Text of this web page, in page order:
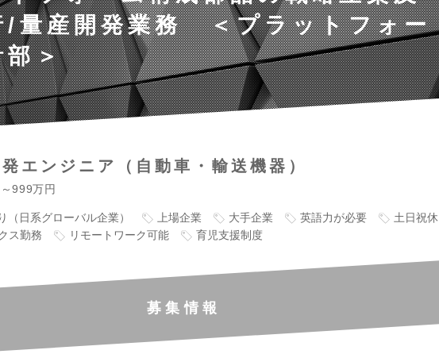
/量産開発業務 ＜プラットフォー
部＞
エンジニア（自動車・輸送機器）
999万円
（日系グローバル企業） 上場企業 大手企業 英語力が必要
土日祝休
ス勤務 リモートワーク可能 育児支援制度
募集情報